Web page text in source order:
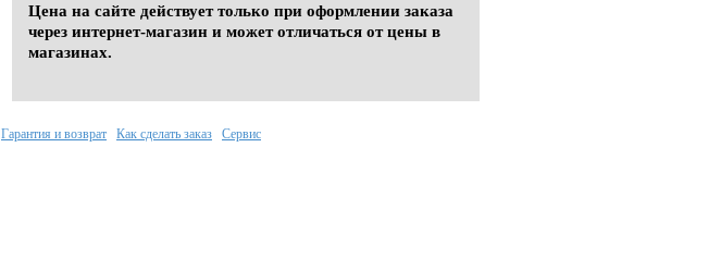
Цена на сайте действует только при оформлении заказа
через интернет-магазин и может отличаться от цены в
магазинах.
Гарантия и возврат Как сделать заказ Сервис